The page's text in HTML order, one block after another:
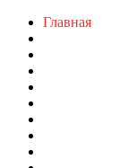
Главная